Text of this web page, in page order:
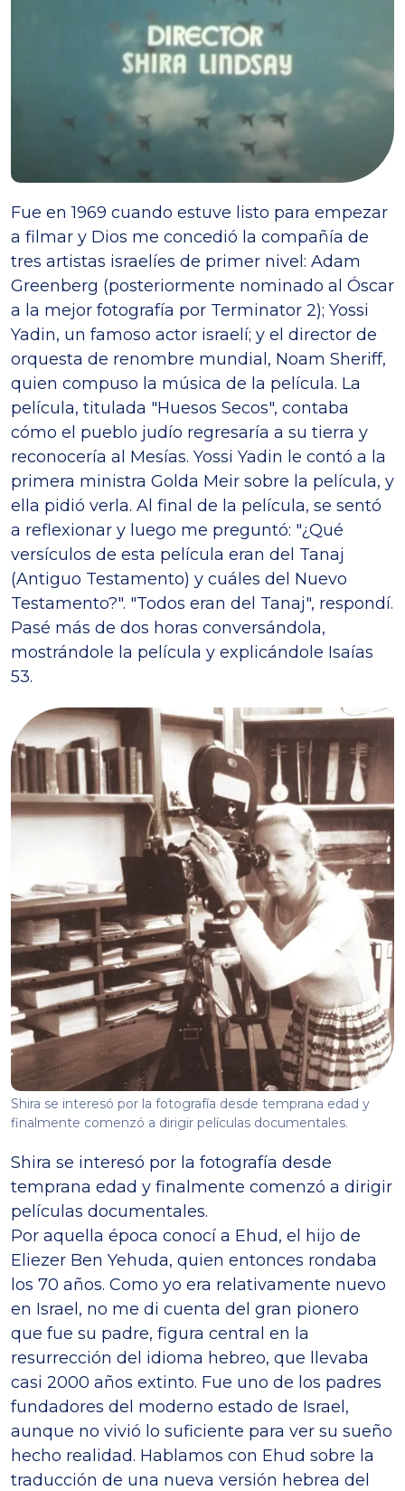
Fue en 1969 cuando estuve listo para empezar
a filmar y Dios me concedió la compañía de
tres artistas israelíes de primer nivel: Adam
Greenberg (posteriormente nominado al Óscar
a la mejor fotografía por Terminator 2); Yossi
Yadin, un famoso actor israelí; y el director de
orquesta de renombre mundial, Noam Sheriff,
quien compuso la música de la película. La
película, titulada "Huesos Secos", contaba
cómo el pueblo judío regresaría a su tierra y
reconocería al Mesías. Yossi Yadin le contó a la
primera ministra Golda Meir sobre la película, y
ella pidió verla. Al final de la película, se sentó
a reflexionar y luego me preguntó: "¿Qué
versículos de esta película eran del Tanaj
(Antiguo Testamento) y cuáles del Nuevo
Testamento?". "Todos eran del Tanaj", respondí.
Pasé más de dos horas conversándola,
mostrándole la película y explicándole Isaías
53.
Shira se interesó por la fotografía desde temprana edad y
finalmente comenzó a dirigir películas documentales.
Shira se interesó por la fotografía desde
temprana edad y finalmente comenzó a dirigir
películas documentales.
Por aquella época conocí a Ehud, el hijo de
Eliezer Ben Yehuda, quien entonces rondaba
los 70 años. Como yo era relativamente nuevo
en Israel, no me di cuenta del gran pionero
que fue su padre, figura central en la
resurrección del idioma hebreo, que llevaba
casi 2000 años extinto. Fue uno de los padres
fundadores del moderno estado de Israel,
aunque no vivió lo suficiente para ver su sueño
hecho realidad. Hablamos con Ehud sobre la
traducción de una nueva versión hebrea del